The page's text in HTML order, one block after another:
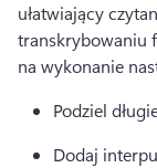
ułatwiający
transkrybowaniu
na wykonanie
Podziel
Dodaj